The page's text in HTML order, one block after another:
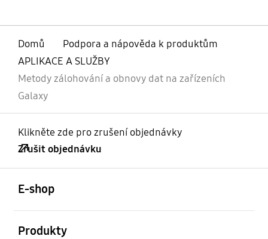
Domů
Podpora a nápověda k produktům
APLIKACE A SLUŽBY
Metody zálohování a obnovy dat na zařízeních
Galaxy
Klikněte zde pro zrušení objednávky
Zrušit objednávku
E-shop
Produkty